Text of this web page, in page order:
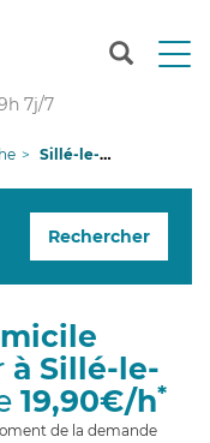
T
n
g
7j/7
Sillé-le-Philippe
Rechercher
à Sillé-le-
19,90€/h*
de la demande